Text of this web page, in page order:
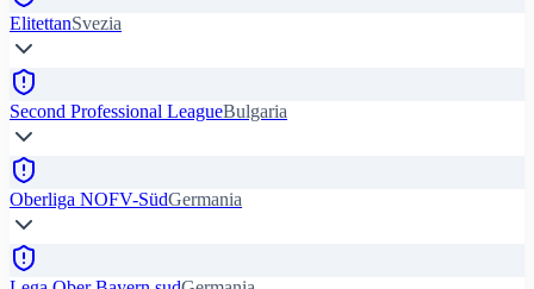
ElitettanSvezia
Second Professional LeagueBulgaria
Oberliga NOFV-SüdGermania